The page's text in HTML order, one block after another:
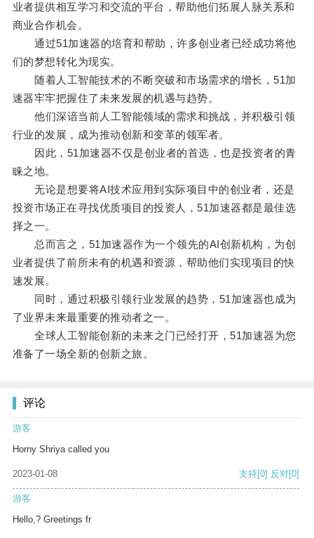
业者提供相互学习和交流的平台，帮助他们拓展人脉关系和
商业合作机会。
通过51加速器的培育和帮助，许多创业者已经成功将他
们的梦想转化为现实。
随着人工智能技术的不断突破和市场需求的增长，51加
速器牢牢把握住了未来发展的机遇与趋势。
他们深谙当前人工智能领域的需求和挑战，并积极引领
行业的发展，成为推动创新和变革的领军者。
因此，51加速器不仅是创业者的首选，也是投资者的青
睐之地。
无论是想要将AI技术应用到实际项目中的创业者，还是
投资市场正在寻找优质项目的投资人，51加速器都是最佳选
择之一。
总而言之，51加速器作为一个领先的AI创新机构，为创
业者提供了前所未有的机遇和资源，帮助他们实现项目的快
速发展。
同时，通过积极引领行业发展的趋势，51加速器也成为
了业界未来最重要的推动者之一。
全球人工智能创新的未来之门已经打开，51加速器为您
准备了一场全新的创新之旅。
评论
游客
Horny Shriya called you
2023-01-08 支持[0] 反对[0]
游客
Hello,? Greetings fr